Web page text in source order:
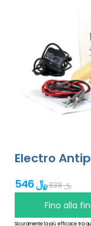
Electro
546 ﷼ 838 ﷼
Fino alla
Sicuramente la più efficace tra